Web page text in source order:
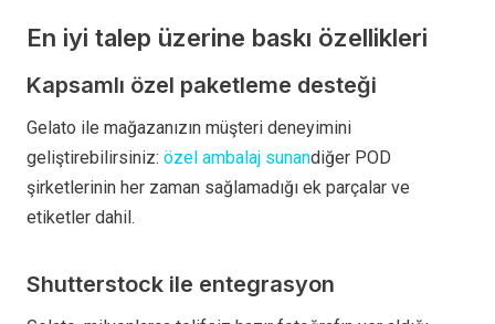
En iyi talep üzerine baskı özellikleri
Kapsamlı özel paketleme desteği
Gelato ile mağazanızın müşteri deneyimini
geliştirebilirsiniz: özel ambalaj sunandiğer POD
şirketlerinin her zaman sağlamadığı ek parçalar ve
etiketler dahil.
Shutterstock ile entegrasyon